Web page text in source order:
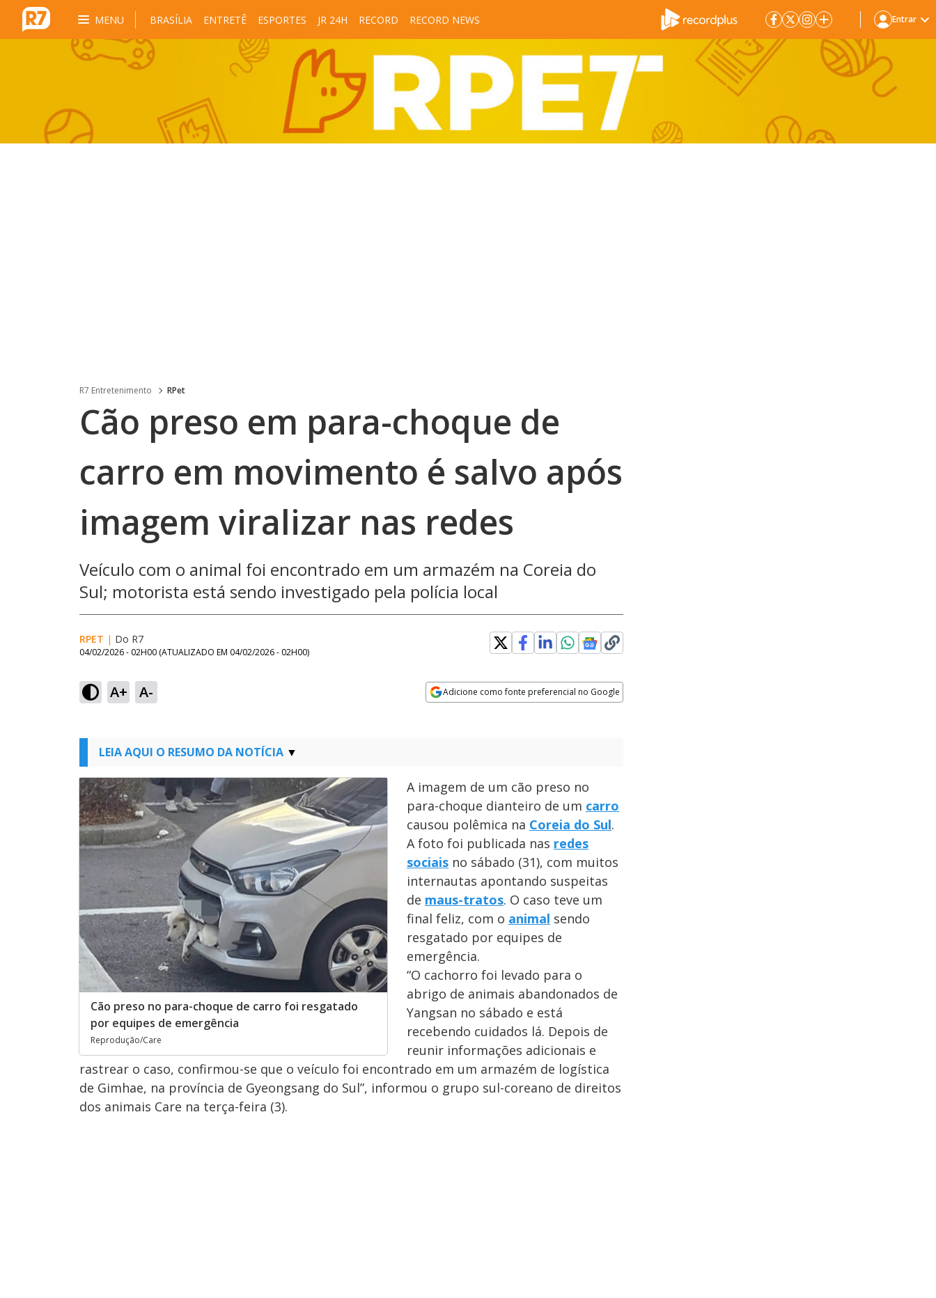
MENU BRASÍLIA ENTRETÊ ESPORTES JR 24H RECORD RECORD NEWS Entrar
R7 Entretenimento RPet
Cão preso em para-choque de
carro em movimento é salvo após
imagem viralizar nas redes
Veículo com o animal foi encontrado em um armazém na Coreia do
Sul; motorista está sendo investigado pela polícia local
RPET | Do R7
04/02/2026 - 02H00 (ATUALIZADO EM 04/02/2026 - 02H00)
A+ A- Adicione como fonte preferencial no Google
LEIA AQUI O RESUMO DA NOTÍCIA
Cão preso no para-choque de carro foi resgatado
por equipes de emergência
Reprodução/Care
A imagem de um cão preso no
para-choque dianteiro de um carro
causou polêmica na Coreia do Sul.
A foto foi publicada nas redes
sociais no sábado (31), com muitos
internautas apontando suspeitas
de maus-tratos. O caso teve um
final feliz, com o animal sendo
resgatado por equipes de
emergência.
“O cachorro foi levado para o
abrigo de animais abandonados de
Yangsan no sábado e está
recebendo cuidados lá. Depois de
reunir informações adicionais e
rastrear o caso, confirmou-se que o veículo foi encontrado em um armazém de logística
de Gimhae, na província de Gyeongsang do Sul”, informou o grupo sul-coreano de direitos
dos animais Care na terça-feira (3).